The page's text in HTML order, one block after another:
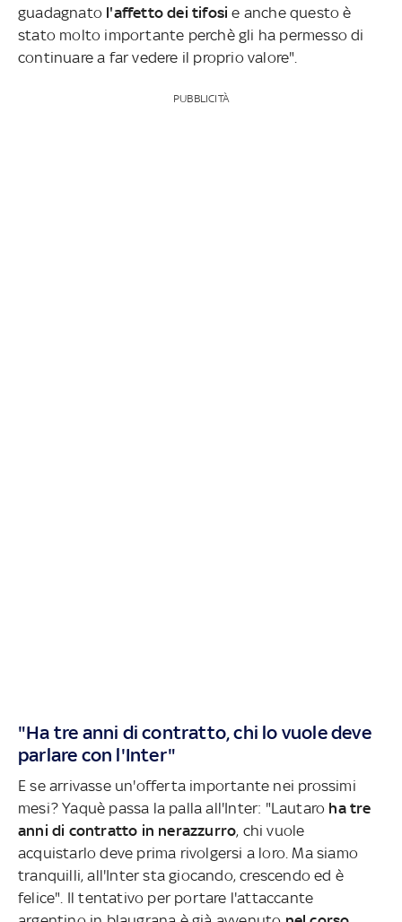
guadagnato l'affetto dei tifosi e anche questo è
stato molto importante perchè gli ha permesso di
continuare a far vedere il proprio valore".
PUBBLICITÀ
"Ha tre anni di contratto, chi lo vuole deve
parlare con l'Inter"
E se arrivasse un'offerta importante nei prossimi
mesi? Yaquè passa la palla all'Inter: "Lautaro ha tre
anni di contratto in nerazzurro, chi vuole
acquistarlo deve prima rivolgersi a loro. Ma siamo
tranquilli, all'Inter sta giocando, crescendo ed è
felice". Il tentativo per portare l'attaccante